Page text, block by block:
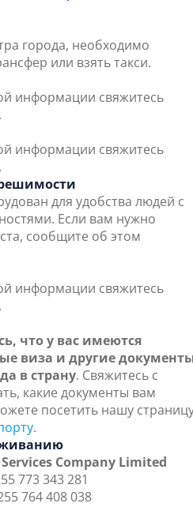
города, необходимо
или взять такси.
информации свяжитесь
информации свяжитесь
для удобства людей с
Если вам нужно
сообщите об этом
информации свяжитесь
что у вас имеются
виза и другие
в страну. Свяжитесь с
какие документы вам
посетить нашу
.
Company Limited
773 343 281
764 408 038